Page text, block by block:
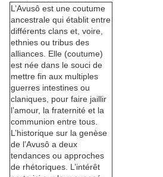
L’Avusô est une coutume
ancestrale qui établit entre
différents clans et, voire,
ethnies ou tribus des
alliances. Elle (coutume)
est née dans le souci de
mettre fin aux multiples
guerres intestines ou
claniques, pour faire jaillir
l’amour, la fraternité et la
communion entre tous.
L’historique sur la genèse
de l’Avusô a deux
tendances ou approches
de rhétoriques. L’intérêt